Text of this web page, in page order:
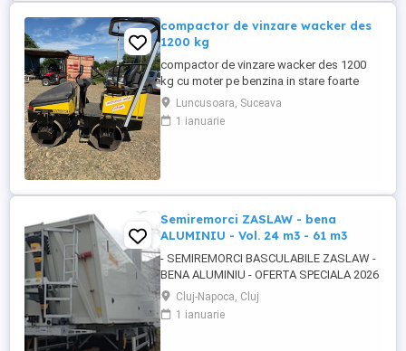
compactor de vinzare wacker des
1200 kg
compactor de vinzare wacker des 1200
kg cu moter pe benzina in stare foarte
buna de functionare cu vibratie si apa pt
valurii pentru mai multe detalii pe watzup
darius
Luncusoara, Suceava
1 ianuarie
Semiremorci ZASLAW - bena
ALUMINIU - Vol. 24 m3 - 61 m3
- SEMIREMORCI BASCULABILE ZASLAW -
BENA ALUMINIU - OFERTA SPECIALA 2026
!! - VEHICULE NOI - ( pe stoc SAU în
fabricație ZASLAW - cu termen SCURT de
livrare ) DESCRIERE VEHICULE : -
Cluj-Napoca, Cluj
1 ianuarie